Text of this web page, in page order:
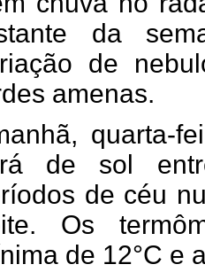
da
de
amenas.
quarta-
de sol
de céu
Os
de 12°C e